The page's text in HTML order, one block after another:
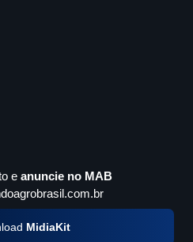
e anuncie no MAB
MidiaKit